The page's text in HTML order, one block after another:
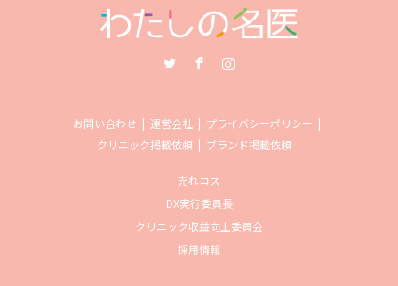
お問い合わせ 運営会社
プライバシーポリシー
クリニック掲載依頼
ブランド掲載依頼
売れコス
DX実行委員長
クリニック収益向上委員会
採用情報